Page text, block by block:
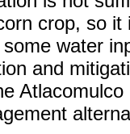
crop, so
water
and